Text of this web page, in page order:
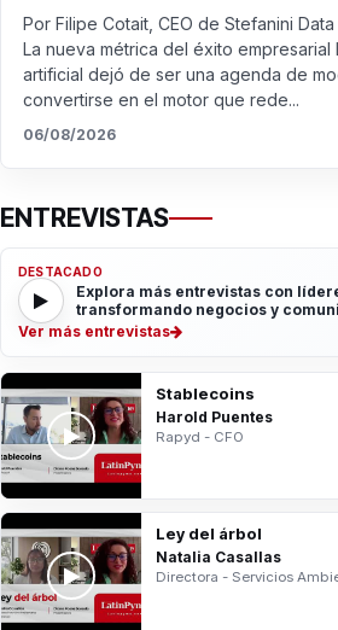
Por Filipe Cotait, CEO de Stefanini
La nueva métrica del éxito empresarial
artificial dejó de ser una agenda de
convertirse en el motor que rede...
06/08/2026
ENTREVISTAS
DESTACADO
Explora más entrevistas con
transformando negocios y
Ver más entrevistas
Stablecoins
Harold Puentes
Rapyd - CFO
Ley del árbol
Natalia Casallas
Directora - Servicios